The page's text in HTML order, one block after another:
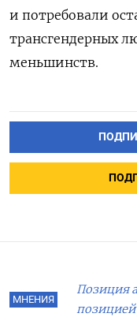
и потребовали
трансгендерных
меньшинств.
МНЕНИЯ
Позиция
позицией